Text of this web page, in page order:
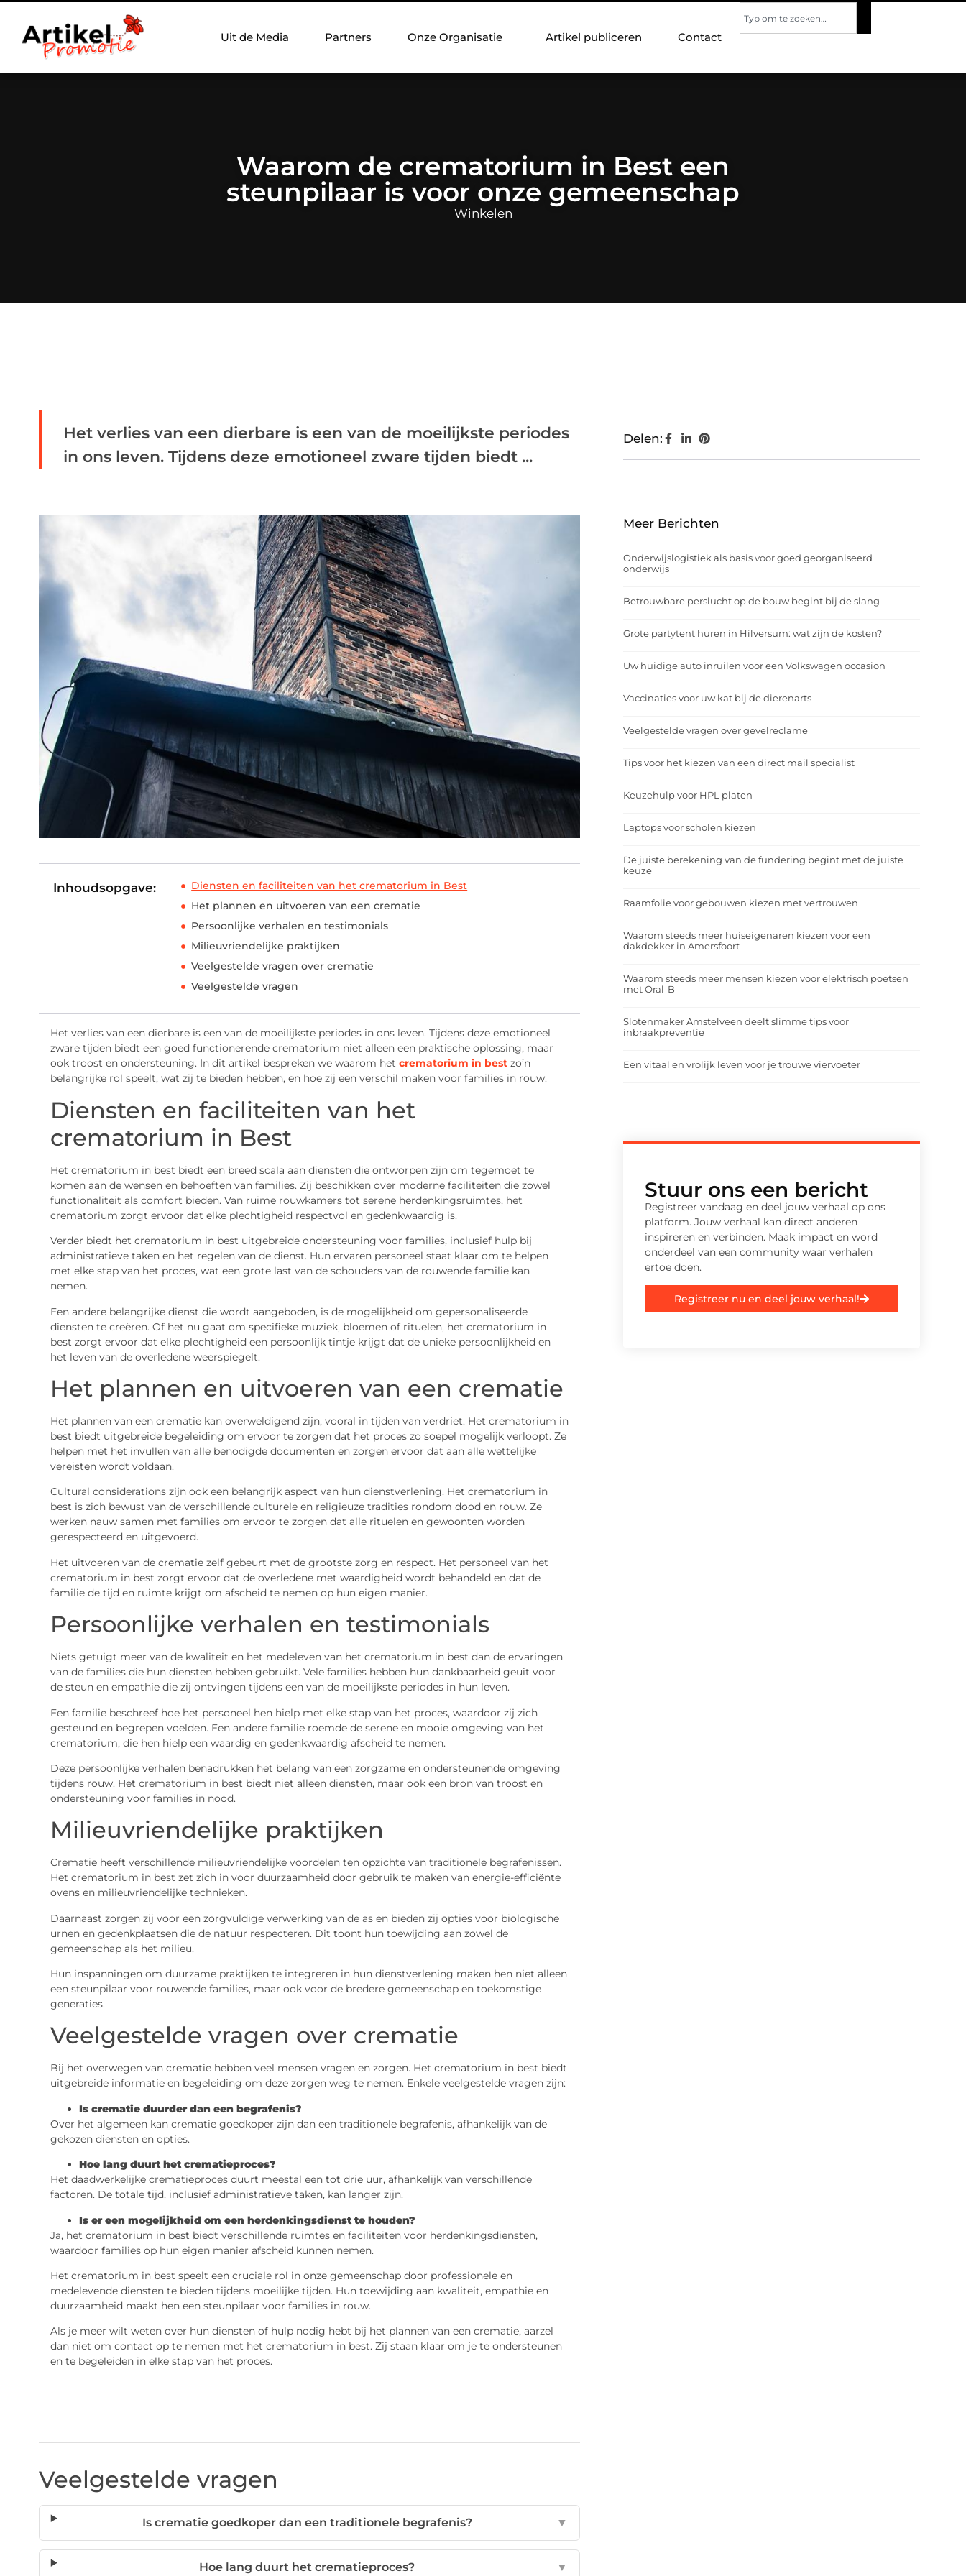
Uit de Media Partners Onze Organisatie Artikel publiceren Contact
Waarom de crematorium in Best een
steunpilaar is voor onze gemeenschap
Winkelen
Het verlies van een dierbare is een van de moeilijkste periodes
in ons leven. Tijdens deze emotioneel zware tijden biedt ...
Inhoudsopgave:
Diensten en faciliteiten van het crematorium in Best
Het plannen en uitvoeren van een crematie
Persoonlijke verhalen en testimonials
Milieuvriendelijke praktijken
Veelgestelde vragen over crematie
Veelgestelde vragen
Het verlies van een dierbare is een van de moeilijkste periodes in ons leven. Tijdens deze emotioneel
zware tijden biedt een goed functionerende crematorium niet alleen een praktische oplossing, maar
ook troost en ondersteuning. In dit artikel bespreken we waarom het crematorium in bestzo’n
belangrijke rol speelt, wat zij te bieden hebben, en hoe zij een verschil maken voor families in rouw.
Diensten en faciliteiten van het
crematorium in Best
Het crematorium in best biedt een breed scala aan diensten die ontworpen zijn om tegemoet te
komen aan de wensen en behoeften van families. Zij beschikken over moderne faciliteiten die zowel
functionaliteit als comfort bieden. Van ruime rouwkamers tot serene herdenkingsruimtes, het
crematorium zorgt ervoor dat elke plechtigheid respectvol en gedenkwaardig is.
Verder biedt het crematorium in best uitgebreide ondersteuning voor families, inclusief hulp bij
administratieve taken en het regelen van de dienst. Hun ervaren personeel staat klaar om te helpen
met elke stap van het proces, wat een grote last van de schouders van de rouwende familie kan
nemen.
Een andere belangrijke dienst die wordt aangeboden, is de mogelijkheid om gepersonaliseerde
diensten te creëren. Of het nu gaat om specifieke muziek, bloemen of rituelen, het crematorium in
best zorgt ervoor dat elke plechtigheid een persoonlijk tintje krijgt dat de unieke persoonlijkheid en
het leven van de overledene weerspiegelt.
Het plannen en uitvoeren van een crematie
Het plannen van een crematie kan overweldigend zijn, vooral in tijden van verdriet. Het crematorium in
best biedt uitgebreide begeleiding om ervoor te zorgen dat het proces zo soepel mogelijk verloopt. Ze
helpen met het invullen van alle benodigde documenten en zorgen ervoor dat aan alle wettelijke
vereisten wordt voldaan.
Cultural considerations zijn ook een belangrijk aspect van hun dienstverlening. Het crematorium in
best is zich bewust van de verschillende culturele en religieuze tradities rondom dood en rouw. Ze
werken nauw samen met families om ervoor te zorgen dat alle rituelen en gewoonten worden
gerespecteerd en uitgevoerd.
Het uitvoeren van de crematie zelf gebeurt met de grootste zorg en respect. Het personeel van het
crematorium in best zorgt ervoor dat de overledene met waardigheid wordt behandeld en dat de
familie de tijd en ruimte krijgt om afscheid te nemen op hun eigen manier.
Persoonlijke verhalen en testimonials
Niets getuigt meer van de kwaliteit en het medeleven van het crematorium in best dan de ervaringen
van de families die hun diensten hebben gebruikt. Vele families hebben hun dankbaarheid geuit voor
de steun en empathie die zij ontvingen tijdens een van de moeilijkste periodes in hun leven.
Een familie beschreef hoe het personeel hen hielp met elke stap van het proces, waardoor zij zich
gesteund en begrepen voelden. Een andere familie roemde de serene en mooie omgeving van het
crematorium, die hen hielp een waardig en gedenkwaardig afscheid te nemen.
Deze persoonlijke verhalen benadrukken het belang van een zorgzame en ondersteunende omgeving
tijdens rouw. Het crematorium in best biedt niet alleen diensten, maar ook een bron van troost en
ondersteuning voor families in nood.
Milieuvriendelijke praktijken
Crematie heeft verschillende milieuvriendelijke voordelen ten opzichte van traditionele begrafenissen.
Het crematorium in best zet zich in voor duurzaamheid door gebruik te maken van energie-efficiënte
ovens en milieuvriendelijke technieken.
Daarnaast zorgen zij voor een zorgvuldige verwerking van de as en bieden zij opties voor biologische
urnen en gedenkplaatsen die de natuur respecteren. Dit toont hun toewijding aan zowel de
gemeenschap als het milieu.
Hun inspanningen om duurzame praktijken te integreren in hun dienstverlening maken hen niet alleen
een steunpilaar voor rouwende families, maar ook voor de bredere gemeenschap en toekomstige
generaties.
Veelgestelde vragen over crematie
Bij het overwegen van crematie hebben veel mensen vragen en zorgen. Het crematorium in best biedt
uitgebreide informatie en begeleiding om deze zorgen weg te nemen. Enkele veelgestelde vragen zijn:
Is crematie duurder dan een begrafenis?
Over het algemeen kan crematie goedkoper zijn dan een traditionele begrafenis, afhankelijk van de
gekozen diensten en opties.
Hoe lang duurt het crematieproces?
Het daadwerkelijke crematieproces duurt meestal een tot drie uur, afhankelijk van verschillende
factoren. De totale tijd, inclusief administratieve taken, kan langer zijn.
Is er een mogelijkheid om een herdenkingsdienst te houden?
Ja, het crematorium in best biedt verschillende ruimtes en faciliteiten voor herdenkingsdiensten,
waardoor families op hun eigen manier afscheid kunnen nemen.
Het crematorium in best speelt een cruciale rol in onze gemeenschap door professionele en
medelevende diensten te bieden tijdens moeilijke tijden. Hun toewijding aan kwaliteit, empathie en
duurzaamheid maakt hen een steunpilaar voor families in rouw.
Als je meer wilt weten over hun diensten of hulp nodig hebt bij het plannen van een crematie, aarzel
dan niet om contact op te nemen met het crematorium in best. Zij staan klaar om je te ondersteunen
en te begeleiden in elke stap van het proces.
Veelgestelde vragen
Is crematie goedkoper dan een traditionele begrafenis? ▼
Hoe lang duurt het crematieproces? ▼
Delen:
Meer Berichten
Onderwijslogistiek als basis voor goed georganiseerd
onderwijs
Betrouwbare perslucht op de bouw begint bij de slang
Grote partytent huren in Hilversum: wat zijn de kosten?
Uw huidige auto inruilen voor een Volkswagen occasion
Vaccinaties voor uw kat bij de dierenarts
Veelgestelde vragen over gevelreclame
Tips voor het kiezen van een direct mail specialist
Keuzehulp voor HPL platen
Laptops voor scholen kiezen
De juiste berekening van de fundering begint met de juiste
keuze
Raamfolie voor gebouwen kiezen met vertrouwen
Waarom steeds meer huiseigenaren kiezen voor een
dakdekker in Amersfoort
Waarom steeds meer mensen kiezen voor elektrisch poetsen
met Oral-B
Slotenmaker Amstelveen deelt slimme tips voor
inbraakpreventie
Een vitaal en vrolijk leven voor je trouwe viervoeter
Stuur ons een bericht
Registreer vandaag en deel jouw verhaal op ons
platform. Jouw verhaal kan direct anderen
inspireren en verbinden. Maak impact en word
onderdeel van een community waar verhalen
ertoe doen.
Registreer nu en deel jouw verhaal!